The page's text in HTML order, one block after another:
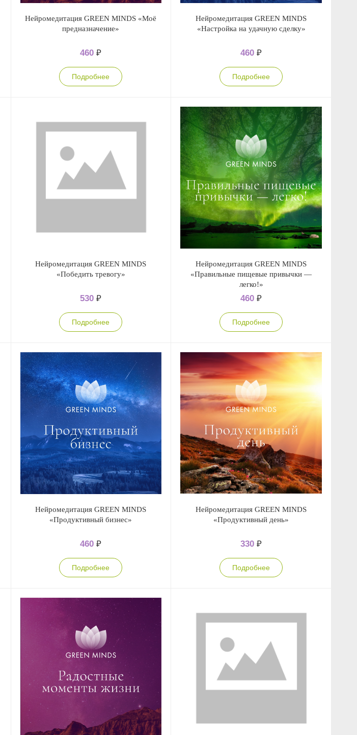
Нейромедитация GREEN MINDS «Моё
предназначение»
460₽
Подробнее
Нейромедитация GREEN MINDS
«Настройка на удачную сделку»
460₽
Подробнее
Нейромедитация GREEN MINDS
«Победить тревогу»
530₽
Подробнее
Нейромедитация GREEN MINDS
«Правильные пищевые привычки —
легко!»
460₽
Подробнее
Нейромедитация GREEN MINDS
«Продуктивный бизнес»
460₽
Подробнее
Нейромедитация GREEN MINDS
«Продуктивный день»
330₽
Подробнее